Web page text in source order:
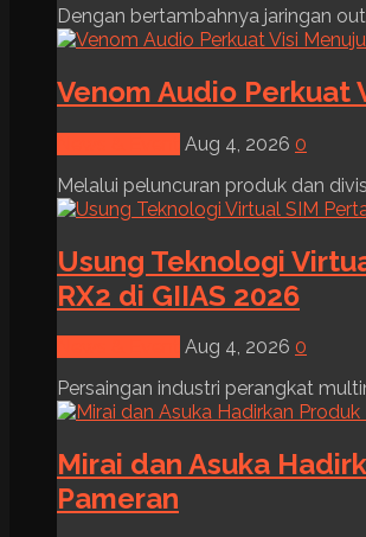
Dengan bertambahnya jaringan
Venom Audio Perkuat
Aug 4, 2026 0
Melalui peluncuran produk dan
Usung Teknologi
RX2 di GIIAS 2026
Aug 4, 2026 0
Persaingan industri perangkat
Mirai dan Asuka
Pameran